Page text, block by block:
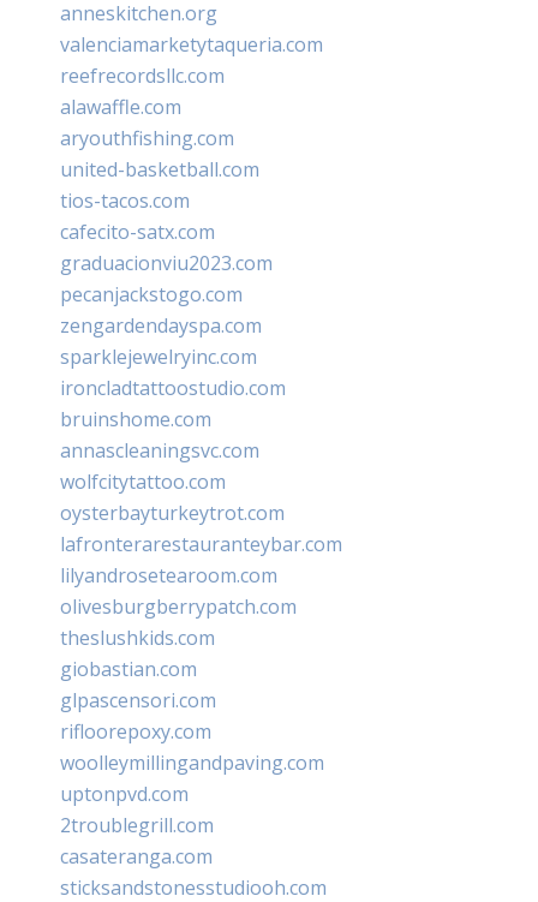
anneskitchen.org
valenciamarketytaqueria.com
reefrecordsllc.com
alawaffle.com
aryouthfishing.com
united-basketball.com
tios-tacos.com
cafecito-satx.com
graduacionviu2023.com
pecanjackstogo.com
zengardendayspa.com
sparklejewelryinc.com
ironcladtattoostudio.com
bruinshome.com
annascleaningsvc.com
wolfcitytattoo.com
oysterbayturkeytrot.com
lafronterarestauranteybar.com
lilyandrosetearoom.com
olivesburgberrypatch.com
theslushkids.com
giobastian.com
glpascensori.com
rifloorepoxy.com
woolleymillingandpaving.com
uptonpvd.com
2troublegrill.com
casateranga.com
sticksandstonesstudiooh.com